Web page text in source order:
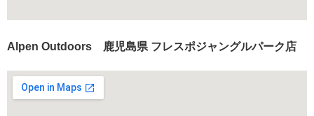
Alpen Outdoors 鹿児島県 フレスポジャングルパーク店